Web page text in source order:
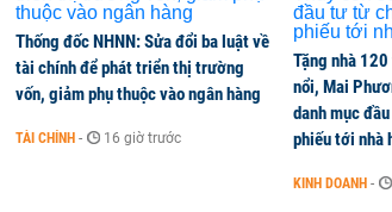
Thống đốc NHNN: Sửa đổi ba luật về
tài chính để phát triển thị trường
vốn, giảm phụ thuộc vào ngân hàng
TÀI CHÍNH - 16 giờ trước
Tặng nhà
nổi, Mai
danh mục
phiếu tới nhà
KINH DOANH -